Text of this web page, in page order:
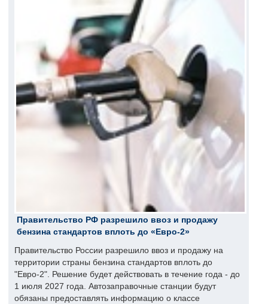
Правительство РФ разрешило ввоз и продажу
бензина стандартов вплоть до «Евро-2»
Правительство России разрешило ввоз и продажу на
территории страны бензина стандартов вплоть до
"Евро-2". Решение будет действовать в течение года - до
1 июля 2027 года. Автозаправочные станции будут
обязаны предоставлять информацию о классе